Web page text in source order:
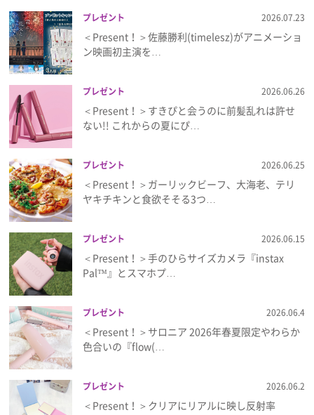
プレゼント 2026.07.23
＜Present！＞佐藤勝利(timelesz)がアニメーショ
ン映画初主演を…
プレゼント 2026.06.26
＜Present！＞すきぴと会うのに前髪乱れは許せ
ない!! これからの夏にぴ…
プレゼント 2026.06.25
＜Present！＞ガーリックビーフ、大海老、テリ
ヤキチキンと食欲そそる3つ…
プレゼント 2026.06.15
＜Present！＞手のひらサイズカメラ『instax
Pal™』とスマホプ…
プレゼント 2026.06.4
＜Present！＞サロニア 2026年春夏限定やわらか
色合いの『flow(…
プレゼント 2026.06.2
＜Present！＞クリアにリアルに映し反射率